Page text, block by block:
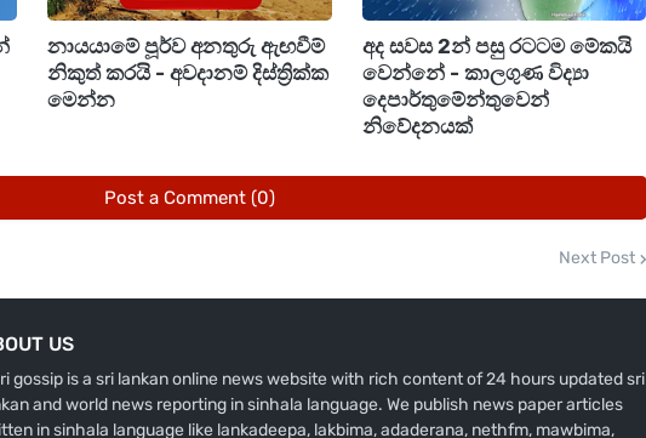
නායයාමේ පූර්ව අනතුරු ඇඟවීම්
නිකුත් කරයි - අවදානම් දිස්ත්‍රික්ක
මෙන්න
අද සවස 2න් පසු රටටම මේකයි
වෙන්නේ - කාලගුණ විද්‍යා
දෙපාර්තුමේන්තුවෙන්
නිවේදනයක්
Post a Comment (0)
Next Post
US
gossip is a sri lankan online news website with rich content of 24 hours updated sri
and world news reporting in sinhala language. We publish news paper articles
in sinhala language like lankadeepa, lakbima, adaderana, nethfm, mawbima,